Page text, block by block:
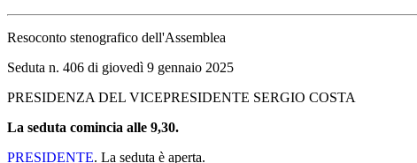
Resoconto stenografico dell'Assemblea
Seduta n. 406 di giovedì 9 gennaio 2025
PRESIDENZA DEL VICEPRESIDENTE SERGIO COSTA
La seduta comincia alle 9,30.
PRESIDENTE. La seduta è aperta.